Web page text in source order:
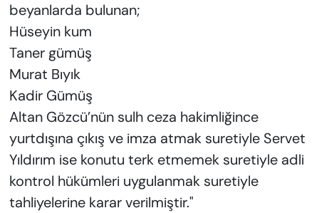
beyanlarda bulunan;
Hüseyin kum
Taner gümüş
Murat Bıyık
Kadir Gümüş
Altan Gözcü’nün sulh ceza hakimliğince
yurtdışına çıkış ve imza atmak suretiyle Servet
Yıldırım ise konutu terk etmemek suretiyle adli
kontrol hükümleri uygulanmak suretiyle
tahliyelerine karar verilmiştir."